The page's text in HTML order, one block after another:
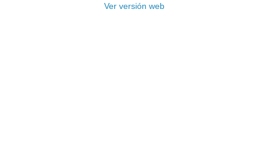
Ver versión web